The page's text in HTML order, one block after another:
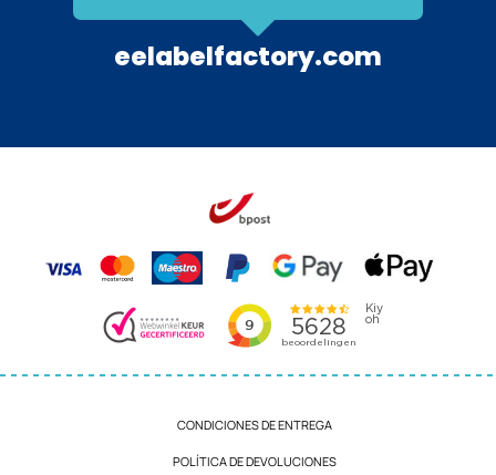
eelabelfactory.com
CONDICIONES DE ENTREGA
POLÍTICA DE DEVOLUCIONES